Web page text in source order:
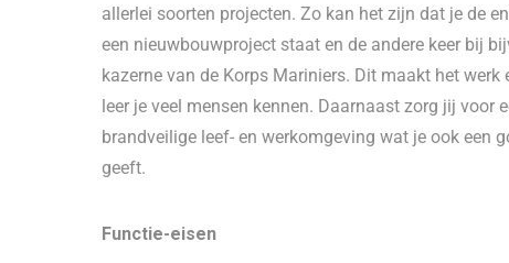
allerlei soorten projecten. Zo kan het zijn dat je de
een nieuwbouwproject staat en de andere keer bij
kazerne van de Korps Mariniers. Dit maakt het werk
leer je veel mensen kennen. Daarnaast zorg jij voor
brandveilige leef- en werkomgeving wat je ook een
geeft.
Functie-eisen